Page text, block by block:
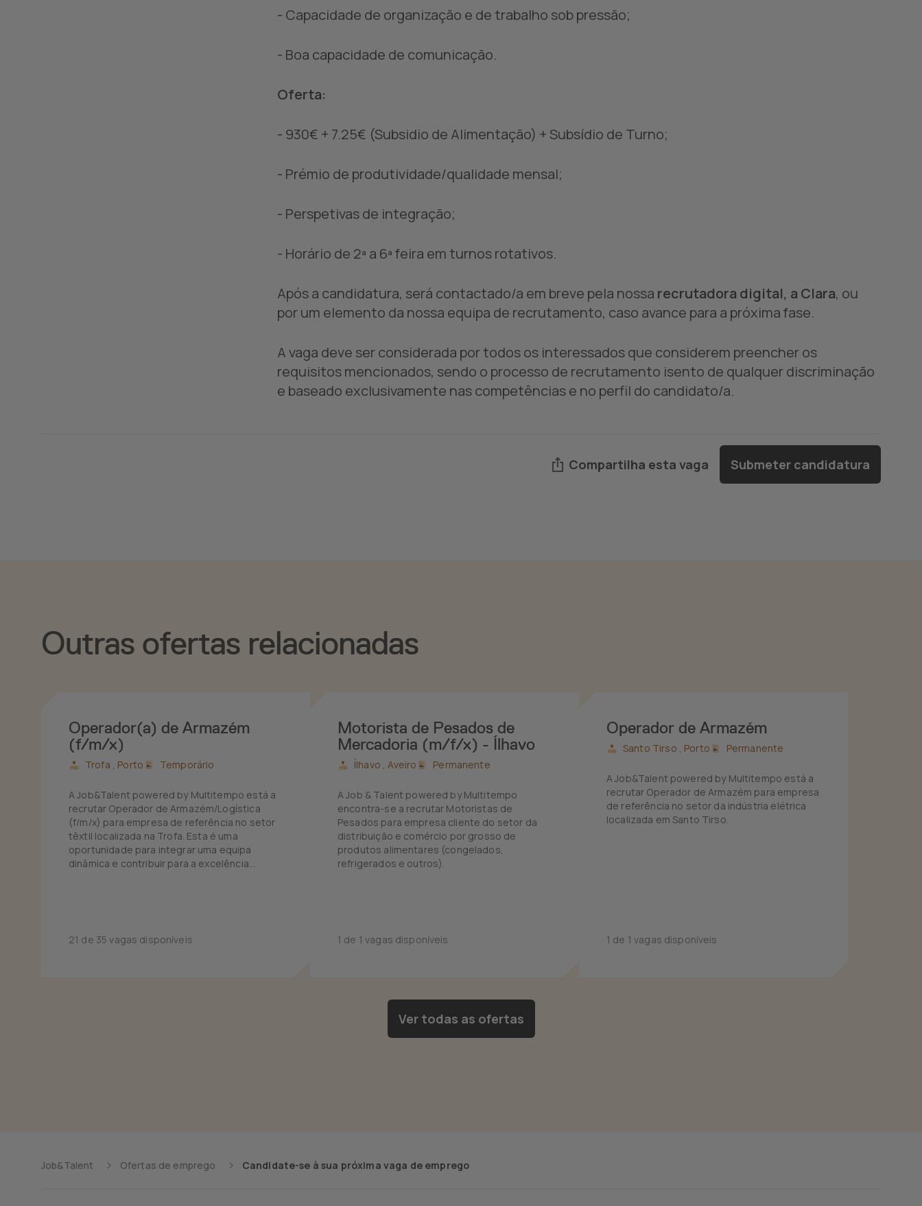
- Capacidade de organização e de trabalho sob pressão;
- Boa capacidade de comunicação.
Oferta:
- 930€ + 7.25€ (Subsidio de Alimentação) + Subsídio de Turno;
- Prémio de produtividade/qualidade mensal;
- Perspetivas de integração;
- Horário de 2ª a 6ª feira em turnos rotativos.
Após a candidatura, será contactado/a em breve pela nossa recrutadora digital, a Clara, ou
por um elemento da nossa equipa de recrutamento, caso avance para a próxima fase.
A vaga deve ser considerada por todos os interessados que considerem preencher os
requisitos mencionados, sendo o processo de recrutamento isento de qualquer discriminação
e baseado exclusivamente nas competências e no perfil do candidato/a.
Compartilha esta vaga Submeter candidatura
Outras ofertas relacionadas
Operador(a) de Armazém
(f/m/x)
Trofa , Porto Temporário
A Job&Talent powered by Multitempo está a
recrutar Operador de Armazém/Logística
(f/m/x) para empresa de referência no setor
têxtil localizada na Trofa. Esta é uma
oportunidade para integrar uma equipa
dinâmica e contribuir para a excelência
21 de 35 vagas disponíveis
Motorista de Pesados de
Mercadoria (m/f/x) - Ílhavo
Ílhavo ,Aveiro Permanente
A Job & Talent powered by Multitempo
encontra-se a recrutar Motoristas de
Pesados para empresa cliente do setor da
distribuição e comércio por grosso de
produtos alimentares (congelados,
refrigerados e outros).
1 de 1 vagas disponíveis
Operador de Armazém
Santo Tirso , Porto Permanente
A Job&Talent powered by Multitempo está a
recrutar Operador de Armazém para empresa
de referência no setor da indústria elétrica
localizada em Santo Tirso.
1 de 1 vagas disponíveis
Ver todas as ofertas
Job&Talent Ofertas de emprego Candidate-se à sua próxima vaga de emprego